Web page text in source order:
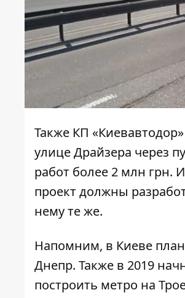
Также КП
улице Драйзера через
работ более 2 млн грн.
проект должны
нему те же.
Напомним, в Киеве
Днепр. Также в 2019
построить метро на